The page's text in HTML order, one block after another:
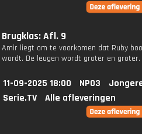
Brugklas: Afl. 9
Amir liegt om te voorkomen dat Ruby
wordt. De leugen wordt groter en groter.
11-09-2025 18:00 NPO3
Serie.TV
Alle afleveringen